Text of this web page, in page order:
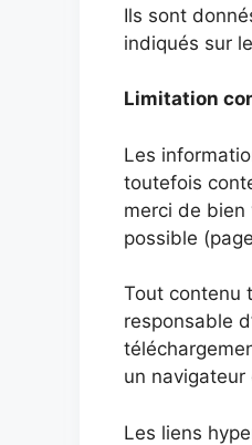
Ils sont
indiqués sur
Limitation
Les
toutefois
merci de bien
possible
Tout contenu
responsable
un
Les liens